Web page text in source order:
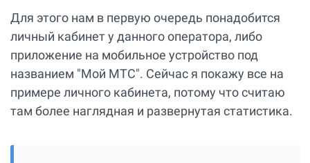
Для этого нам в первую очередь понадобится
личный кабинет у данного оператора, либо
приложение на мобильное устройство под
названием "Мой МТС". Сейчас я покажу все на
примере личного кабинета, потому что считаю
там более наглядная и развернутая статистика.